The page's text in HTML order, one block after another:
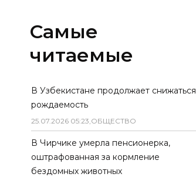
Самые
читаемые
В Узбекистане продолжает снижаться
рождаемость
25.07.2026 05:23,ОБЩЕСТВО
В Чирчике умерла пенсионерка,
оштрафованная за кормление
бездомных животных